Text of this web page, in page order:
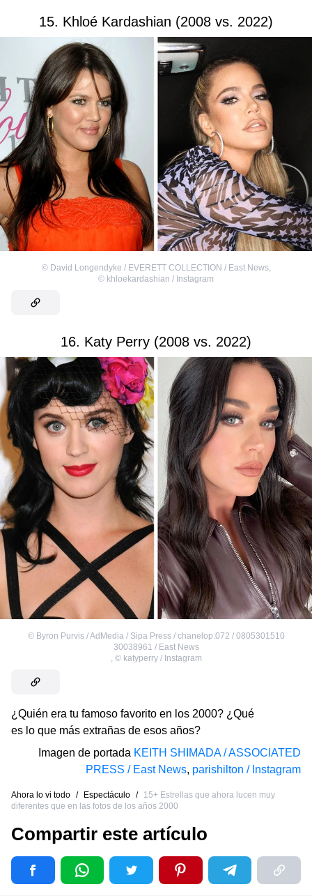
15. Khloé Kardashian (2008 vs. 2022)
© David Longendyke / EVERETT COLLECTION / East News,
© khloekardashian / Instagram
16. Katy Perry (2008 vs. 2022)
© Byron Purvis / AdMedia / Sipa Press / chanelop.072 / 0805301510
30038961 / East News
© katyperry / Instagram
¿Quién era tu famoso favorito en los 2000? ¿Qué
es lo que más extrañas de esos años?
Imagen de portada KEITH SHIMADA / ASSOCIATED
PRESS / East News, parishilton / Instagram
Ahora lo vi todo / Espectáculo /
15+ Estrellas que ahora lucen muy
diferentes que en las fotos de los años 2000
Compartir este artículo